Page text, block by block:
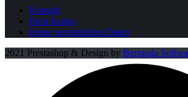
Kontakt
Dein Konto
Deine persönlichen Daten
2021 Prestashop & Design by Bermuda